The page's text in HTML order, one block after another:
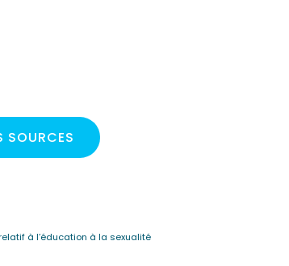
SOURCES
à l’éducation à la sexualité